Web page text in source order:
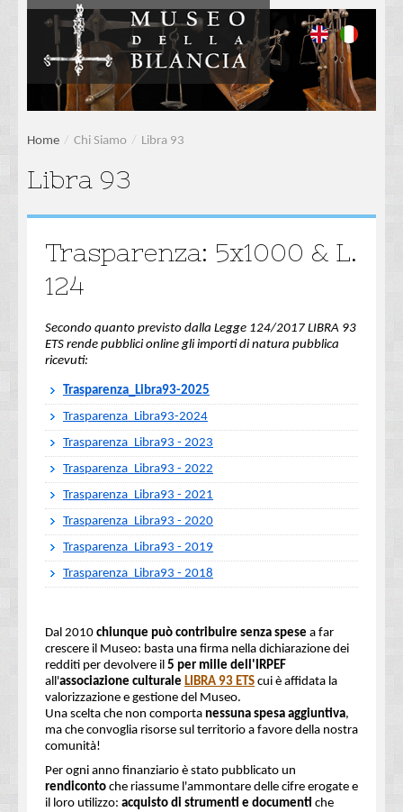
Home / Chi Siamo / Libra 93
Libra 93
Trasparenza: 5x1000 & L.
124
Secondo quanto previsto dalla Legge 124/2017 LIBRA 93
ETS rende pubblici online gli importi di natura pubblica
ricevuti:
Trasparenza_Libra93-2025
Trasparenza_Libra93-2024
Trasparenza_Libra93 - 2023
Trasparenza_Libra93 - 2022
Trasparenza_Libra93 - 2021
Trasparenza_Libra93 - 2020
Trasparenza_Libra93 - 2019
Trasparenza_Libra93 - 2018
Dal 2010 chiunque può contribuire senza spese a far
crescere il Museo: basta una firma nella dichiarazione dei
redditi per devolvere il 5 per mille dell'IRPEF
all'associazione culturale LIBRA 93 ETS cui è affidata la
valorizzazione e gestione del Museo.
Una scelta che non comporta nessuna spesa aggiuntiva,
ma che convoglia risorse sul territorio a favore della nostra
comunità!
Per ogni anno finanziario è stato pubblicato un
rendiconto che riassume l'ammontare delle cifre erogate e
il loro utilizzo: acquisto di strumenti e documenti che